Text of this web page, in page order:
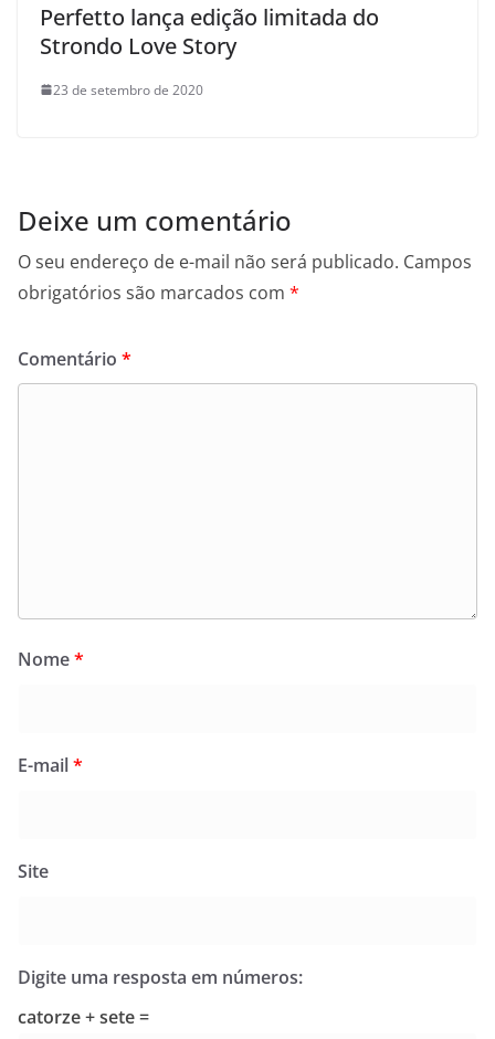
Perfetto lança edição limitada do
Strondo Love Story
23 de setembro de 2020
Deixe um comentário
O seu endereço de e-mail não será publicado. Campos
obrigatórios são marcados com *
Comentário *
Nome*
E-mail*
Site
Digite uma resposta em números:
catorze + sete =